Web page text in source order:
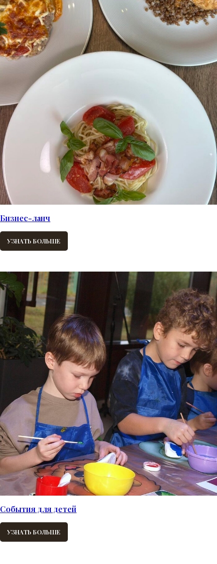
Бизнес-ланч
УЗНАТЬ БОЛЬШЕ
События для детей
УЗНАТЬ БОЛЬШЕ